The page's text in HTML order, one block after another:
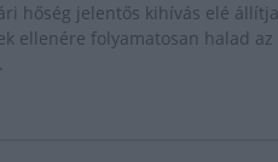
hőség jelentős kihívás elé
ellenére folyamatosan halad az